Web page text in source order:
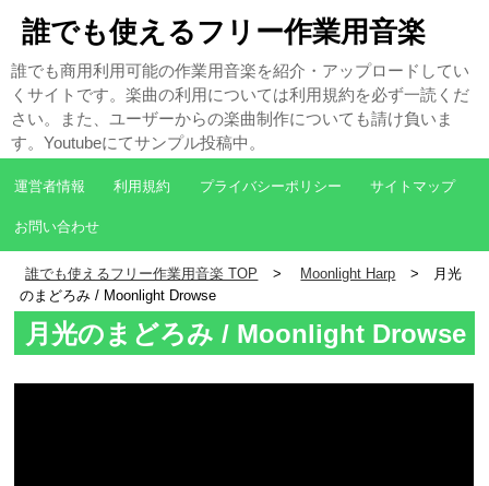
誰でも使えるフリー作業用音楽
誰でも商用利用可能の作業用音楽を紹介・アップロードしてい
くサイトです。楽曲の利用については利用規約を必ず一読くだ
さい。また、ユーザーからの楽曲制作についても請け負いま
す。Youtubeにてサンプル投稿中。
運営者情報 利用規約 プライバシーポリシー サイトマップ
お問い合わせ
誰でも使えるフリー作業用音楽 TOP Moonlight Harp
月光
のまどろみ / Moonlight Drowse
月光のまどろみ / Moonlight Drowse